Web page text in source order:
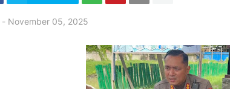
- November 05, 2025